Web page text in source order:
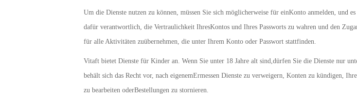
Um die Dienste nutzen zu können, müssen Sie sich möglicherweise für einKonto anmelden, und
dafür verantwortlich, die Vertraulichkeit IhresKontos und Ihres Passworts zu wahren und den
für alle Aktivitäten zuübernehmen, die unter Ihrem Konto oder Passwort stattfinden.
Vitaft bietet Dienste für Kinder an. Wenn Sie unter 18 Jahre alt sind,dürfen Sie die Dienste nur
behält sich das Recht vor, nach eigenemErmessen Dienste zu verweigern, Konten zu kündigen,
zu bearbeiten oderBestellungen zu stornieren.